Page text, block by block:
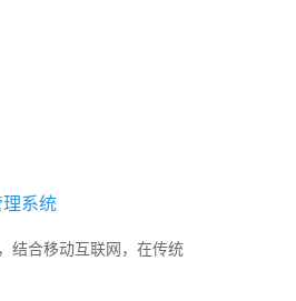
系统
结合移动互联网，在传统